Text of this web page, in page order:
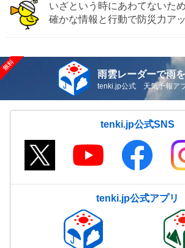
いざという時にあわてないた
確かな情報と行動で防災力ア
雨雲レーダーで雨
tenki.jp公式 天気予報ア
tenki.jp公式SNS
tenki.jp公式アプリ